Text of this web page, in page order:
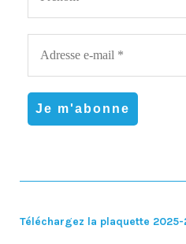
Téléchargez la plaquette 2025-